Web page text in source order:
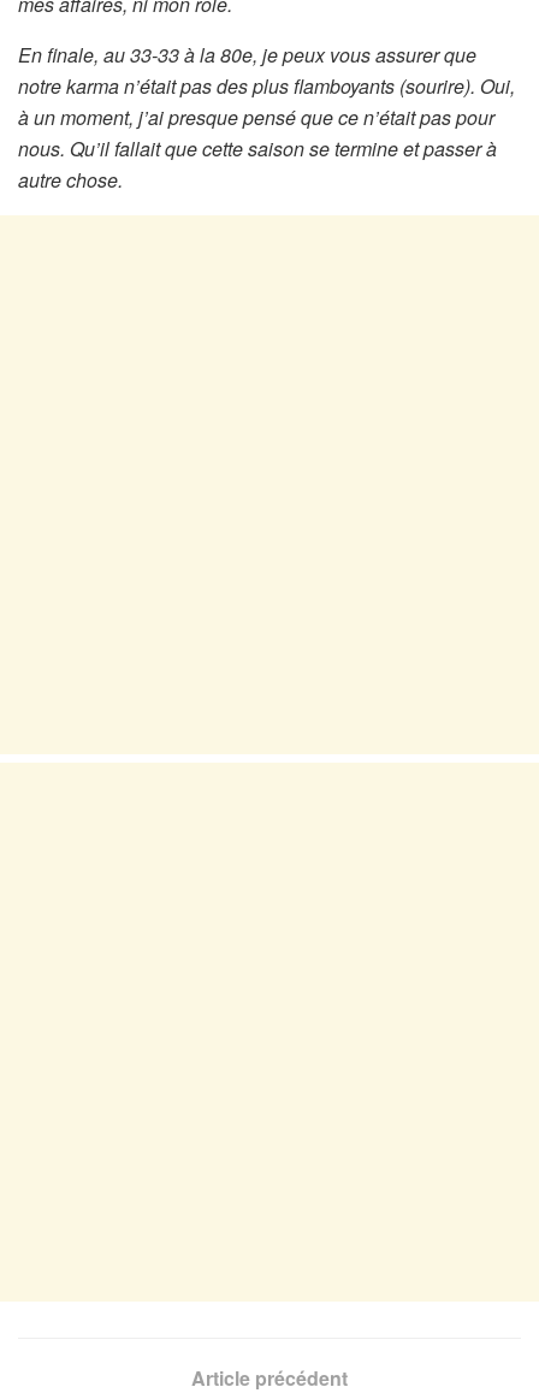
En finale, au 33-33 à la 80e, je peux vous assurer que
notre karma n’était pas des plus flamboyants (sourire). Oui,
à un moment, j’ai presque pensé que ce n’était pas pour
nous. Qu’il fallait que cette saison se termine et passer à
autre chose.
Article précédent